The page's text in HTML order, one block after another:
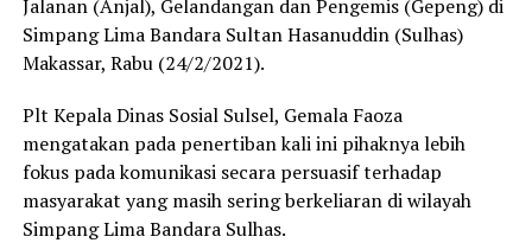
Jalanan (Anjal), Gelandangan dan Pengemis (Gepeng) di
Simpang Lima Bandara Sultan Hasanuddin (Sulhas)
Makassar, Rabu (24/2/2021).
Plt Kepala Dinas Sosial Sulsel, Gemala Faoza
mengatakan pada penertiban kali ini pihaknya lebih
fokus pada komunikasi secara persuasif terhadap
masyarakat yang masih sering berkeliaran di wilayah
Simpang Lima Bandara Sulhas.